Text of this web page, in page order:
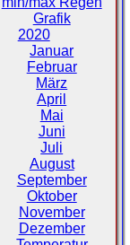
Grafik
2020
Januar
Februar
März
April
Mai
Juni
Juli
August
September
Oktober
November
Dezember